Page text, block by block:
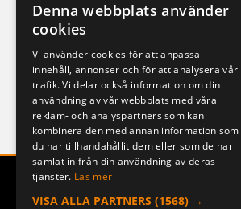
J ERA 4B
954124-000-1
SWEDISH
DEUTSCH
Denna webbplats använder
cookies
Vi använder cookies för att anpassa
innehåll, annonser och för att analysera vår
trafik. Vi delar också information om din
användning av vår webbplats med våra
reklam- och analyspartners som kan
kombinera den med annan information som
du har tillhandahållit dem eller som de har
samlat in från din användning av deras
tjänster. Läs mer
VISA ALLA PARTNERS (1568) →